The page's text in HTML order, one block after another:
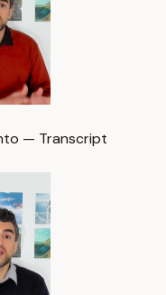
— Transcript